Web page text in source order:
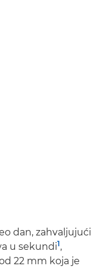
dan, zahvaljujući
u sekundi1,
22 mm koja je